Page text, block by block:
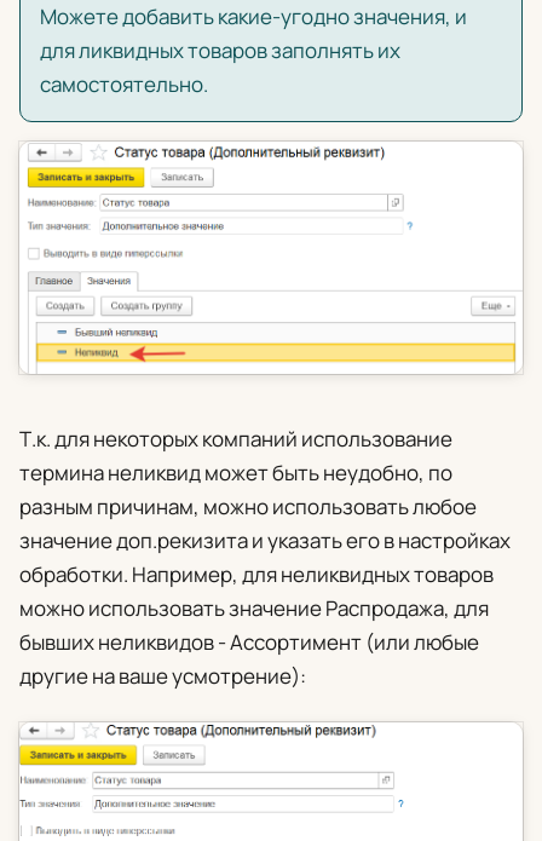
Можете добавить какие-угодно значения, и
для ликвидных товаров заполнять их
самостоятельно.
Т.к. для некоторых компаний использование
термина неликвид может быть неудобно, по
разным причинам, можно использовать любое
значение доп.рекизита и указать его в настройках
обработки. Например, для неликвидных товаров
можно использовать значение Распродажа, для
бывших неликвидов - Ассортимент (или любые
другие на ваше усмотрение):